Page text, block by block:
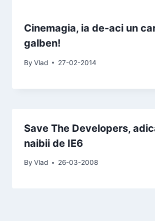
Cinemagia, ia de-aci un
galben!
By Vlad 27-02-2014
Save The Developers,
naibii de IE6
By Vlad 26-03-2008